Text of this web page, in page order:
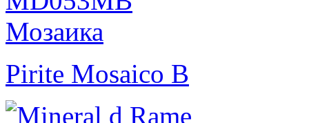
Pirite Mosaico B